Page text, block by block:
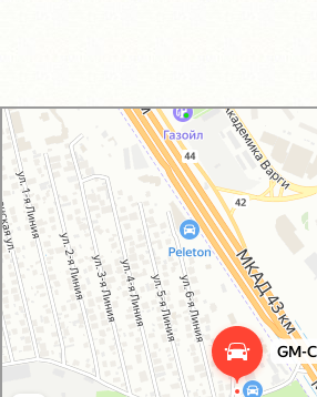
GM-City&VAG-Repair
Автосервис, автотехцентр в Москве
Магазин автозапчастей и автотоваров в Москве